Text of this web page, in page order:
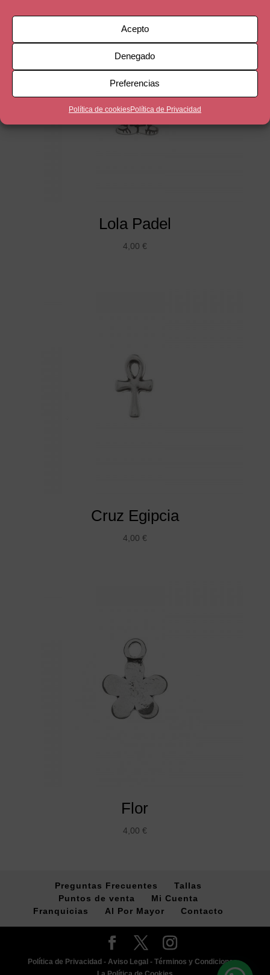
Acepto
Denegado
Preferencias
Política de cookiesPolítica de Privacidad
Lola Padel
4,00 €
Cruz Egipcia
4,00 €
Flor
4,00 €
Preguntas Frecuentes
Tallas
Puntos de venta
Mi Cuenta
Franquicias
Al Por Mayor Contacto
Política de Privacidad - Aviso Legal -Términos y Condiciones -